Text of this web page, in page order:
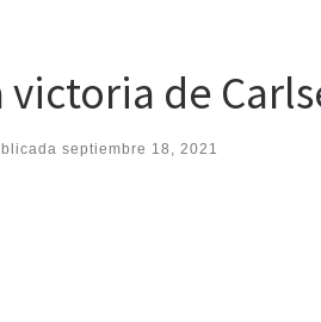
victoria de
septiembre 18, 2021